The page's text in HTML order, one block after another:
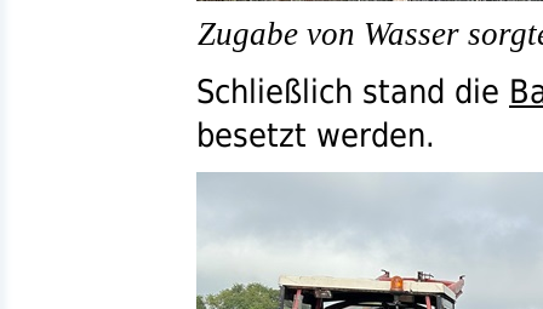
Zugabe von Wasser
Schließlich stand die
besetzt werden.